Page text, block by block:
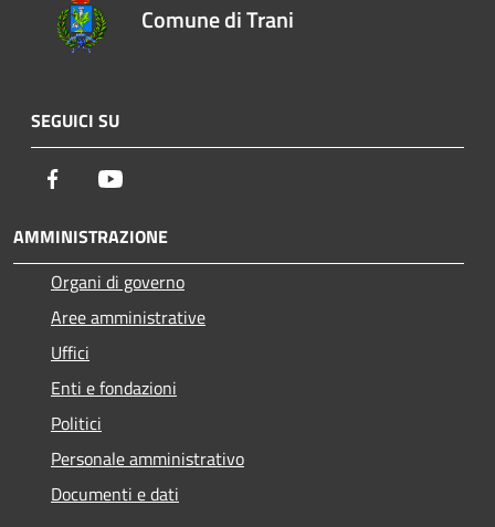
Comune di Trani
SEGUICI SU
Facebook
AMMINISTRAZIONE
Organi di governo
Aree amministrative
Uffici
Enti e fondazioni
Politici
Personale amministrativo
Documenti e dati